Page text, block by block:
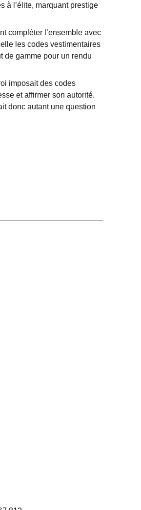
à l’élite, marquant prestige
compléter l’ensemble avec
les codes vestimentaires
de gamme pour un rendu
imposait des codes
et affirmer son autorité.
donc autant une question